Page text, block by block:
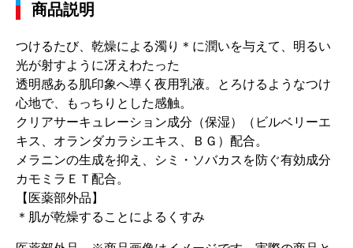
商品説明
つけるたび、乾燥による濁り＊に潤いを与えて、明るい
光が射すように冴えわたった
透明感ある肌印象へ導く夜用乳液。とろけるようなつけ
心地で、もっちりとした感触。
クリアサーキュレーション成分（保湿）（ビルベリーエ
キス、オランダカラシエキス、ＢＧ）配合。
メラニンの生成を抑え、シミ・ソバカスを防ぐ有効成分
カモミラＥＴ配合。
【医薬部外品】
＊肌が乾燥することによるくすみ